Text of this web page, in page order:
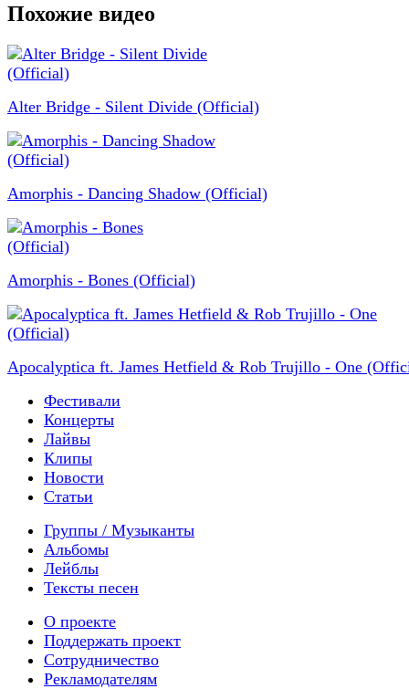
Похожие видео
Alter Bridge - Silent Divide (Official)
Amorphis - Dancing Shadow (Official)
Amorphis - Bones (Official)
Apocalyptica ft. James Hetfield & Rob Trujillo - One
Фестивали
Концерты
Лайвы
Клипы
Новости
Статьи
Группы / Музыканты
Альбомы
Лейблы
Тексты песен
О проекте
Поддержать проект
Сотрудничество
Рекламодателям